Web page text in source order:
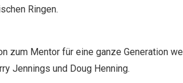
Ringen.
zum Mentor für eine ganze Generation
Jennings und Doug Henning.